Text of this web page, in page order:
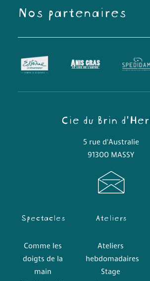
Nos partenaires
Cie du Brin
5 rue d'Australie
91300 MASSY
Spectacles
Comme les
doigts de la
main
Ateliers
Ateliers
hebdomadaires
Stage